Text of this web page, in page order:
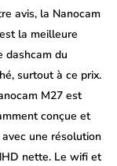
avis, la Nanocam
la meilleure
dashcam du
surtout à ce prix.
M27 est
conçue et
une résolution
nette. Le wifi et